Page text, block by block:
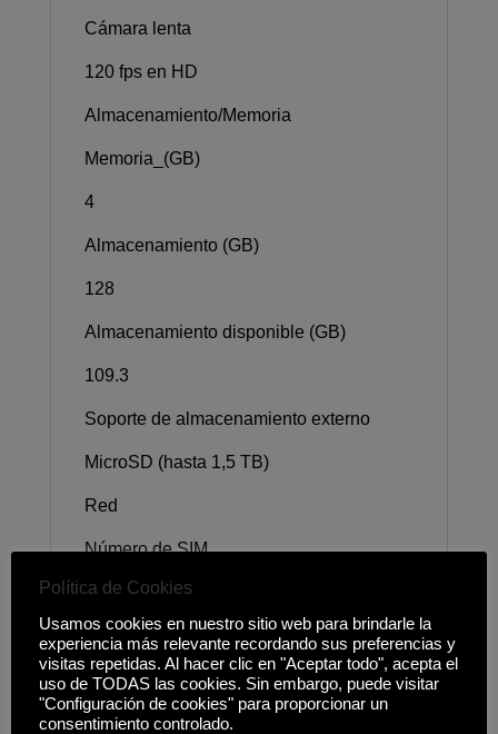
Cámara lenta
120 fps en HD
Almacenamiento/Memoria
Memoria_(GB)
4
Almacenamiento (GB)
128
Almacenamiento disponible (GB)
109.3
Soporte de almacenamiento externo
MicroSD (hasta 1,5 TB)
Red
Número de SIM
Doble SIM
Tamaño de la tarjeta SIM
Nano SIM (4FF)
Tipo de ranura para SIM
Política de Cookies
Usamos cookies en nuestro sitio web para brindarle la
experiencia más relevante recordando sus preferencias y
visitas repetidas. Al hacer clic en "Aceptar todo", acepta el
uso de TODAS las cookies. Sin embargo, puede visitar
"Configuración de cookies" para proporcionar un
consentimiento controlado.